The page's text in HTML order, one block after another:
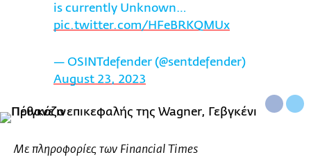
is currently Unknown…
pic.twitter.com/HFeBRKQMUx
— OSINTdefender (@sentdefender)
August 23, 2023
Με πληροφορίες των Financial Times